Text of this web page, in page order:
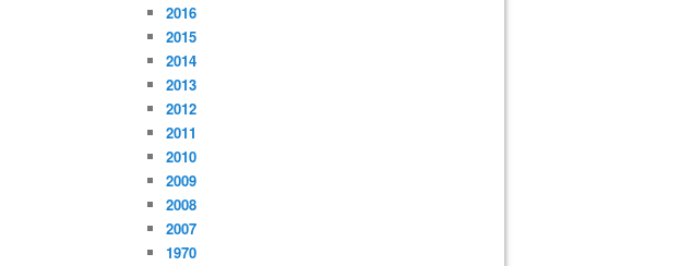
2016
2015
2014
2013
2012
2011
2010
2009
2008
2007
1970